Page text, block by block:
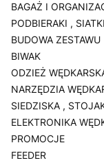
BAGAŻ I
PODBIERAKI ,
BUDOWA ZESTAWU
BIWAK
ODZIEŻ
NARZĘDZIA
SIEDZISKA ,
ELEKTRONIKA
PROMOCJE
FEEDER